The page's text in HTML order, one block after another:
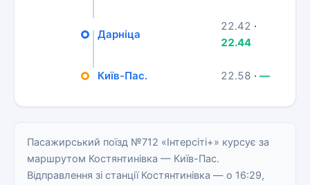
Дарніца
22.42 ·
22.44
Київ-Пас. 22.58 · —
Пасажирський поїзд №712 «Інтерсіті+» курсує за
маршрутом Костянтинівка — Київ-Пас.
Відправлення зі станції Костянтинівка — о 16:29,